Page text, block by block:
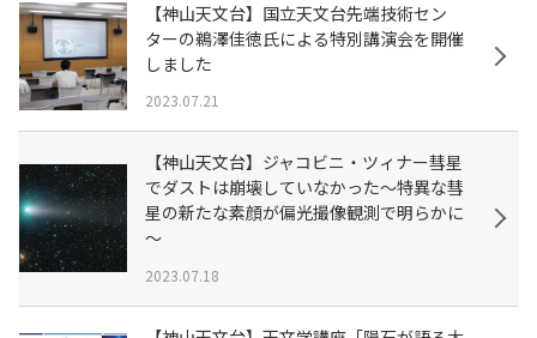
【神山天文台】国立天文台先端技術セン
ターの鵜澤佳徳氏による特別講演会を開催
しました
2023.07.21
【神山天文台】ジャコビニ・ツィナー彗星
でダストは崩壊していなかった～特異な彗
星の新たな素顔が偏光撮像観測で明らかに
～
2023.07.18